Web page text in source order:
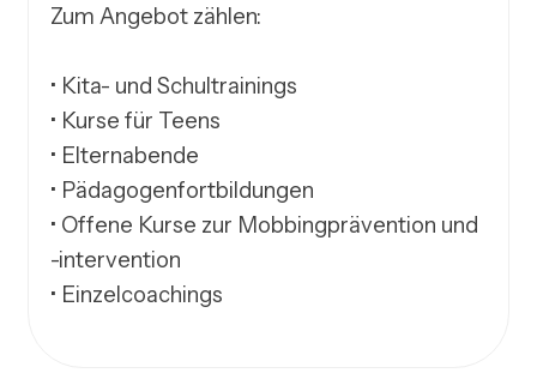
Zum Angebot zählen:
• Kita- und Schultrainings
• Kurse für Teens
• Elternabende
• Pädagogenfortbildungen
• Offene Kurse zur Mobbingprävention und
-intervention
• Einzelcoachings